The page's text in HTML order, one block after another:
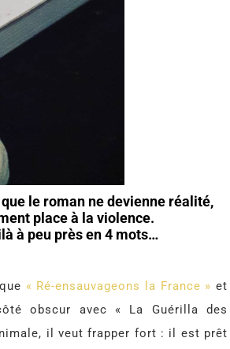
le roman ne devienne réalité,
place à la violence.
à peu près en 4 mots…
« Ré-ensauvageons la France » et
obscur avec « La Guérilla des
il veut frapper fort : il est prêt